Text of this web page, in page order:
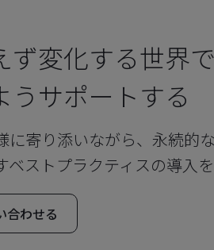
ず変化する世界
うサポートする
に寄り添いながら、永続的
ベストプラクティスの導入を
合わせる